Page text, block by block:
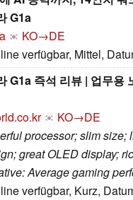
G1a
KO→DE
verfügbar, Mittel,
G1a 즉석 리뷰 | 업무용
KO→DE
processor; slim size;
great OLED display;
Average gaming
verfügbar, Kurz,